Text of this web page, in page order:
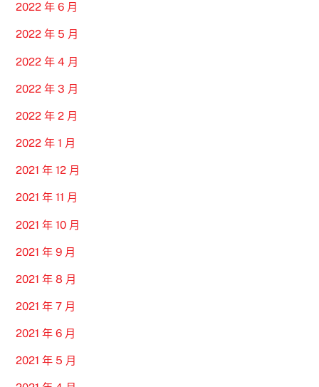
2022 年 6 月
2022 年 5 月
2022 年 4 月
2022 年 3 月
2022 年 2 月
2022 年 1 月
2021 年 12 月
2021 年 11 月
2021 年 10 月
2021 年 9 月
2021 年 8 月
2021 年 7 月
2021 年 6 月
2021 年 5 月